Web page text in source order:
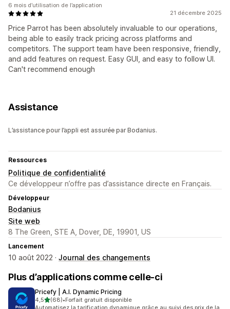
21 décembre 2025
Price Parrot has been absolutely invaluable to our operations,
being able to easily track pricing across platforms and
competitors. The support team have been responsive, friendly,
and add features on request. Easy GUI, and easy to follow UI.
Can't recommend enough
6 mois d’utilisation de l’application
Assistance
L’assistance pour l’appli est assurée par Bodanius.
Ressources
Politique de confidentialité
Ce développeur n’offre pas d’assistance directe en Français.
Développeur
Bodanius
Site web
8 The Green, STE A, Dover, DE, 19901, US
Lancement
10 août 2022 · Journal des changements
Plus d’applications comme celle-ci
Pricefy | A.I. Dynamic Pricing
4,5étoile(s) sur 5
(68)
68 avis au total
•Forfait gratuit disponible